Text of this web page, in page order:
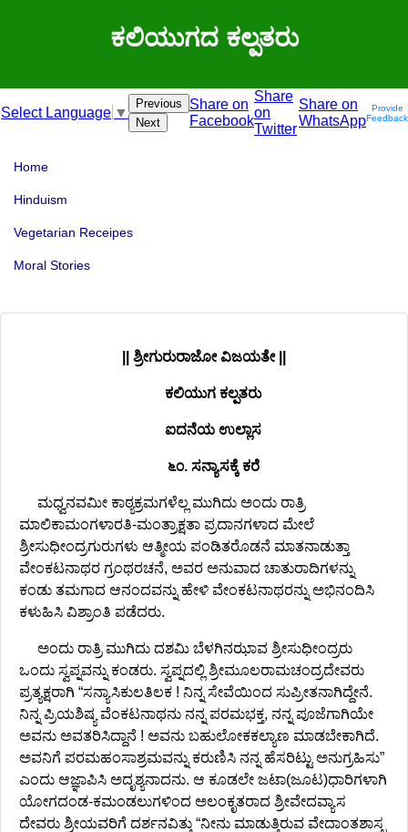
ಕಲಿಯುಗದ ಕಲ್ಪತರು
Select Language ▼
Previous
Next
Share on
Facebook
Share
on
Twitter
Share on
WhatsApp
Provide
Feedback
Home
Hinduism
Vegetarian Receipes
Moral Stories
|| ಶ್ರೀಗುರುರಾಜೋ ವಿಜಯತೇ ||
ಕಲಿಯುಗ ಕಲ್ಪತರು
ಐದನೆಯ ಉಲ್ಲಾಸ
೬೦. ಸನ್ಯಾಸಕ್ಕೆ ಕರೆ
ಮಧ್ವನವಮೀ ಕಾಠ್ಯಕ್ರಮಗಳೆಲ್ಲ ಮುಗಿದು ಅಂದು ರಾತ್ರಿ
ಮಾಲಿಕಾಮಂಗಳಾರತಿ-ಮಂತ್ರಾಕ್ಷತಾ ಪ್ರದಾನಗಳಾದ ಮೇಲೆ
ಶ್ರೀಸುಧೀಂದ್ರಗುರುಗಳು ಆತ್ಮೀಯ ಪಂಡಿತರೊಡನೆ ಮಾತನಾಡುತ್ತಾ
ವೇಂಕಟನಾಥರ ಗ್ರಂಥರಚನೆ, ಅವರ ಅನುವಾದ ಚಾತುರಾದಿಗಳನ್ನು
ಕಂಡು ತಮಗಾದ ಆನಂದವನ್ನು ಹೇಳಿ ವೇಂಕಟನಾಥರನ್ನು ಅಭಿನಂದಿಸಿ
ಕಳುಹಿಸಿ ವಿಶ್ರಾಂತಿ ಪಡೆದರು.
ಅಂದು ರಾತ್ರಿ ಮುಗಿದು ದಶಮಿ ಬೆಳಗಿನಝಾವ ಶ್ರೀಸುಧೀಂದ್ರರು
ಒಂದು ಸ್ವಪ್ನವನ್ನು ಕಂಡರು. ಸ್ವಪ್ನದಲ್ಲಿ ಶ್ರೀಮೂಲರಾಮಚಂದ್ರದೇವರು
ಪ್ರತ್ಯಕ್ಷರಾಗಿ “ಸನ್ಯಾಸಿಕುಲತಿಲಕ ! ನಿನ್ನ ಸೇವೆಯಿಂದ ಸುಪ್ರೀತನಾಗಿದ್ದೇನೆ.
ನಿನ್ನ ಪ್ರಿಯಶಿಷ್ಯ ವೆಂಕಟನಾಥನು ನನ್ನ ಪರಮಭಕ್ತ, ನನ್ನ ಪೂಜೆಗಾಗಿಯೇ
ಅವನು ಅವತರಿಸಿದ್ದಾನೆ ! ಅವನು ಬಹುಲೋಕಕಲ್ಯಾಣ ಮಾಡಬೇಕಾಗಿದೆ.
ಅವನಿಗೆ ಪರಮಹಂಸಾಶ್ರಮವನ್ನು ಕರುಣಿಸಿ ನನ್ನ ಹೆಸರಿಟ್ಟು ಅನುಗ್ರಹಿಸು”
ಎಂದು ಆಜ್ಞಾಪಿಸಿ ಅದೃಶ್ಯನಾದನು. ಆ ಕೂಡಲೇ ಜಟಾ(ಜೂಟ)ಧಾರಿಗಳಾಗಿ
ಯೋಗದಂಡ-ಕಮಂಡಲುಗಳಿಂದ ಅಲಂಕೃತರಾದ ಶ್ರೀವೇದವ್ಯಾಸ
ದೇವರು ಶ್ರೀಯವರಿಗೆ ದರ್ಶನವಿತ್ತು “ನೀನು ಮಾಡುತ್ತಿರುವ ವೇದಾಂತಶಾಸ್ತ್ರ